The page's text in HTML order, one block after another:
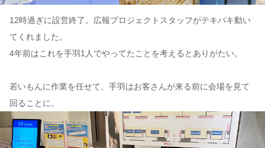
12時過ぎに設営終了。広報プロジェクトスタッフがテキパキ動い
てくれました。
4年前はこれを手羽1人でやってたことを考えるとありがたい。
若いもんに作業を任せて、手羽はお客さんが来る前に会場を見て
回ることに。